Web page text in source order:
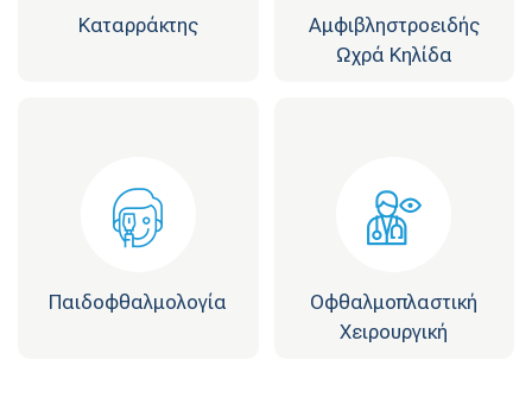
Καταρράκτης
Αμφιβληστροειδής
Ωχρά Κηλίδα
Παιδοφθαλμολογία
Οφθαλμοπλαστική
Χειρουργική